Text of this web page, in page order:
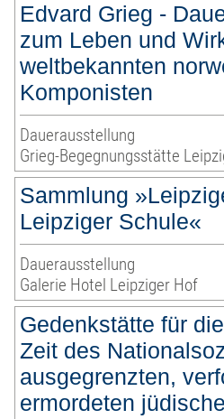
Edvard Grieg -
zum Leben und
weltbekannten
Komponisten
Dauerausstellung
Grieg-Begegnungsstätte
Sammlung
Leipziger Schule«
Dauerausstellung
Galerie Hotel Leipziger Hof
Gedenkstätte für
Zeit des
ausgegrenzten,
ermordeten